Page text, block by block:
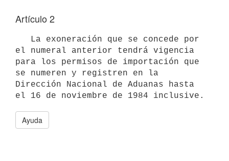
Artículo 2
el numeral anterior tendrá vigencia
para los permisos de importación que
se numeren y registren en la
Dirección Nacional de Aduanas hasta
Ayuda